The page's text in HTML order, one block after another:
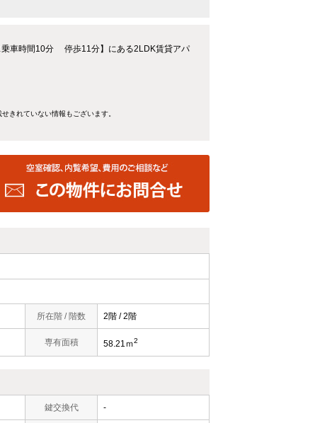
乗車時間10分 停歩11分】にある2LDK賃貸アパ
きれていない情報もございます。
所在階 / 階数 2階 / 2階
専有面積 58.21ｍ2
鍵交換代 -